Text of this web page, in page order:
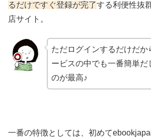
るだけですぐ登録が完了する利便性抜
店サイト。
ただログインするだけだか
ービスの中でも一番簡単だ
のが最高♪
一番の特徴としては、初めて